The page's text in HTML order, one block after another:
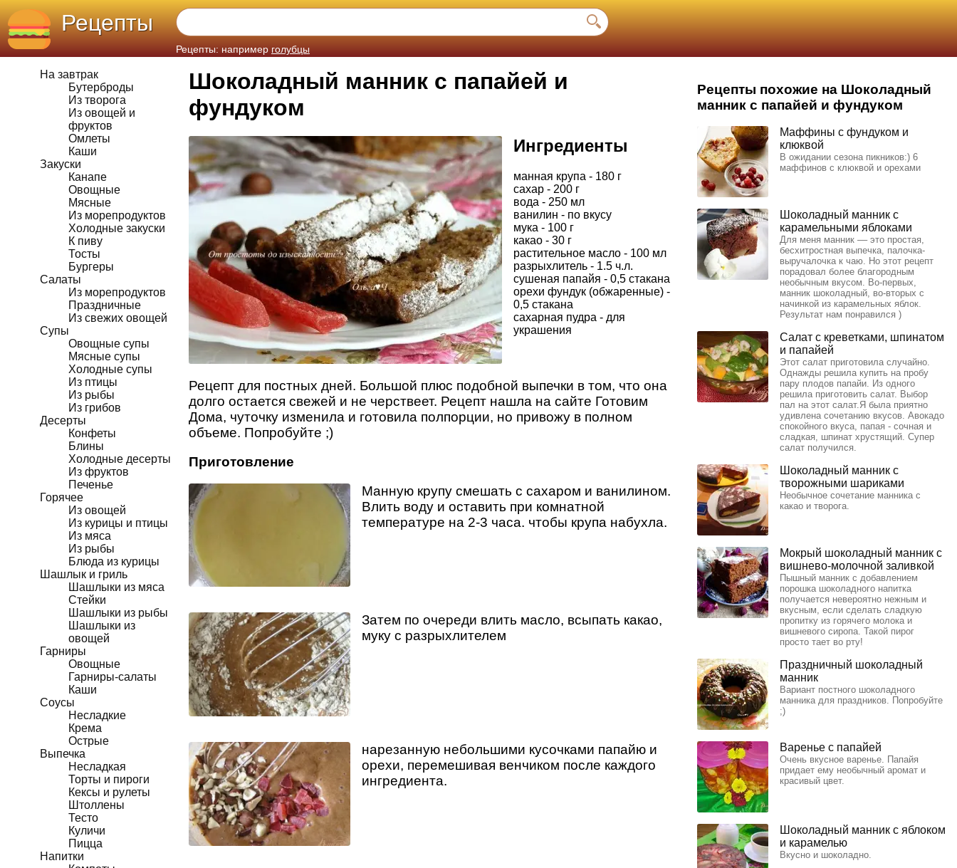
Рецепты
Рецепты: например голубцы
На завтрак
Бутерброды
Из творога
Из овощей и
фруктов
Омлеты
Каши
Закуски
Канапе
Овощные
Мясные
Из морепродуктов
Холодные закуски
К пиву
Тосты
Бургеры
Салаты
Из морепродуктов
Праздничные
Из свежих овощей
Супы
Овощные супы
Мясные супы
Холодные супы
Из птицы
Из рыбы
Из грибов
Десерты
Конфеты
Блины
Холодные десерты
Из фруктов
Печенье
Горячее
Из овощей
Из курицы и птицы
Из мяса
Из рыбы
Блюда из курицы
Шашлык и гриль
Шашлыки из мяса
Стейки
Шашлыки из рыбы
Шашлыки из
овощей
Гарниры
Овощные
Гарниры-салаты
Каши
Соусы
Несладкие
Крема
Острые
Выпечка
Несладкая
Торты и пироги
Кексы и рулеты
Штоллены
Тесто
Куличи
Пицца
Напитки
Шоколадный манник с папайей и
фундуком
Ингредиенты
манная крупа - 180 г
сахар - 200 г
вода - 250 мл
ванилин - по вкусу
мука - 100 г
какао - 30 г
растительное масло - 100 мл
разрыхлитель - 1.5 ч.л.
сушеная папайя - 0,5 стакана
орехи фундук (обжаренные) -
0,5 стакана
сахарная пудра - для
украшения
Рецепт для постных дней. Большой плюс подобной выпечки в том, что она
долго остается свежей и не черствеет. Рецепт нашла на сайте Готовим
Дома, чуточку изменила и готовила полпорции, но привожу в полном
объеме. Попробуйте ;)
Приготовление
Манную крупу смешать с сахаром и ванилином.
Влить воду и оставить при комнатной
температуре на 2-3 часа. чтобы крупа набухла.
Затем по очереди влить масло, всыпать какао,
муку с разрыхлителем
нарезанную небольшими кусочками папайю и
орехи, перемешивая венчиком после каждого
ингредиента.
Рецепты похожие на Шоколадный
манник с папайей и фундуком
Маффины с фундуком и
клюквой
В ожидании сезона пикников:) 6
маффинов с клюквой и орехами
Шоколадный манник с
карамельными яблоками
Для меня манник –– это простая,
бесхитростная выпечка, палочка-
выручалочка к чаю. Но этот рецепт
порадовал более благородным
необычным вкусом. Во-первых,
манник шоколадный, во-вторых с
начинкой из карамельных яблок.
Результат нам понравился )
Салат с креветками, шпинатом
и папайей
Этот салат приготовила случайно.
Однажды решила купить на пробу
пару плодов папайи. Из одного
решила приготовить салат. Выбор
пал на этот салат.Я была приятно
удивлена сочетанию вкусов. Авокадо
спокойного вкуса, папая - сочная и
сладкая, шпинат хрустящий. Супер
салат получился.
Шоколадный манник с
творожными шариками
Необычное сочетание манника с
какао и творога.
Мокрый шоколадный манник с
вишнево-молочной заливкой
Пышный манник с добавлением
порошка шоколадного напитка
получается невероятно нежным и
вкусным, если сделать сладкую
пропитку из горячего молока и
вишневого сиропа. Такой пирог
просто тает во рту!
Праздничный шоколадный
манник
Вариант постного шоколадного
манника для праздников. Попробуйте
;)
Варенье с папайей
Очень вкусное варенье. Папайя
придает ему необычный аромат и
красивый цвет.
Шоколадный манник с яблоком
и карамелью
Вкусно и шоколадно.